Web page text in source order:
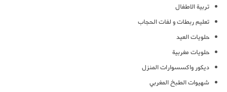
تربية الاطفال
تعليم ربطات و لفات الحجاب
حلويات العيد
حلويات مغربية
ديكور واكسسوارات المنزل
شهيوات الطبخ المغربي